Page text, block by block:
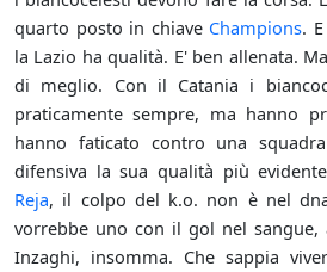
quarto posto in chiave Champions.
la Lazio ha qualità. E' ben allenata.
di meglio. Con il Catania i
praticamente sempre, ma hanno
hanno faticato contro una
difensiva la sua qualità più
Reja, il colpo del k.o. non è nel
vorrebbe uno con il gol nel sangue,
Inzaghi, insomma. Che sappia